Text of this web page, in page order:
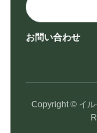
お問い合わせ
Copyright © イル